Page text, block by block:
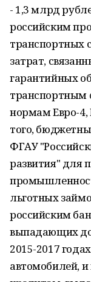
- 1,3 млрд
российским
транспортных
затрат,
гарантийных
транспортным
нормам Евро-4,
того,
ФГАУ
развития" для
льготных
российским
выпадающих
2015-2017
автомобилей, и